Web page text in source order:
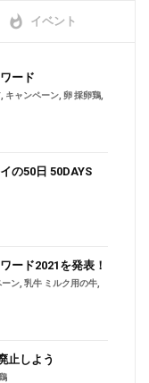
whatshot イベント
ード
キャンペーン 卵 採卵鶏
の50日 50DAYS
ード2021を発表！
ーン 乳牛 ミルク用の牛
止しよう